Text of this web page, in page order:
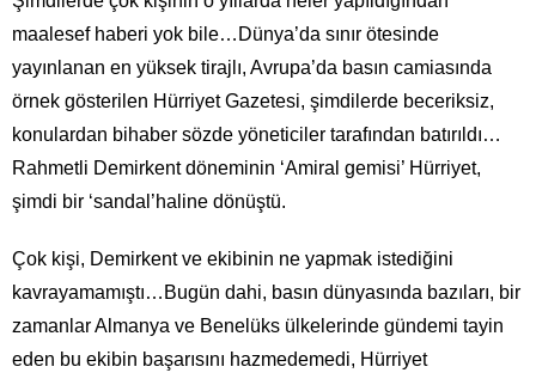
maalesef haberi yok bile…Dünya’da sınır ötesinde
yayınlanan en yüksek tirajlı, Avrupa’da basın camiasında
örnek gösterilen Hürriyet Gazetesi, şimdilerde beceriksiz,
konulardan bihaber sözde yöneticiler tarafından batırıldı…
Rahmetli Demirkent döneminin ‘Amiral gemisi’ Hürriyet,
şimdi bir ‘sandal’haline dönüştü.
Çok kişi, Demirkent ve ekibinin ne yapmak istediğini
kavrayamamıştı…Bugün dahi, basın dünyasında bazıları, bir
zamanlar Almanya ve Benelüks ülkelerinde gündemi tayin
eden bu ekibin başarısını hazmedemedi, Hürriyet